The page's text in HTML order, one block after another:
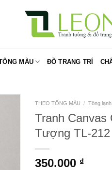
MÀU ĐỒ TRANG TRÍ
THEO TÔNG MÀU / Tông lạnh
Tranh Canvas
Tượng TL-212
350.000 ₫